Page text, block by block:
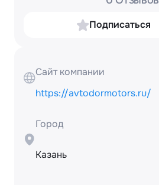
Подписаться
Сайт компании
https://avtodormotors.ru/
Город
Казань